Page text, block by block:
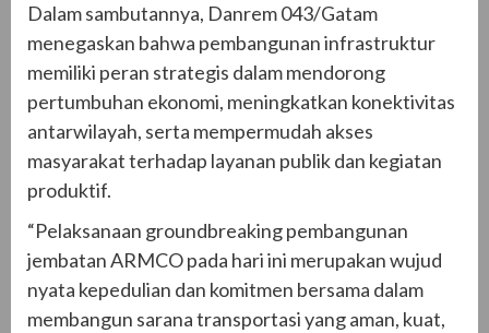
Dalam sambutannya, Danrem 043/Gatam
menegaskan bahwa pembangunan infrastruktur
memiliki peran strategis dalam mendorong
pertumbuhan ekonomi, meningkatkan konektivitas
antarwilayah, serta mempermudah akses
masyarakat terhadap layanan publik dan kegiatan
produktif.
“Pelaksanaan groundbreaking pembangunan
jembatan ARMCO pada hari ini merupakan wujud
nyata kepedulian dan komitmen bersama dalam
membangun sarana transportasi yang aman, kuat,